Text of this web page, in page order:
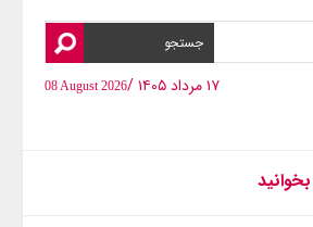
۱۷ مرداد ۱۴۰۵ /
08 August 2026
بخوانید